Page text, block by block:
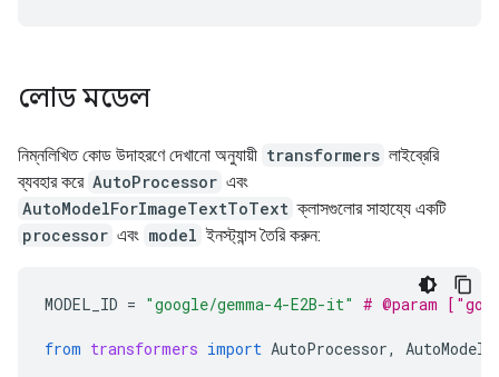
লোড মডেল
নিম্নলিখিত কোড উদাহরণে দেখানো অনুযায়ী transformers লাইব্রেরি
ব্যবহার করে AutoProcessor এবং
AutoModelForImageTextToText ক্লাসগুলোর সাহায্যে একটি
processor এবং model ইনস্ট্যান্স তৈরি করুন:
MODEL_ID = "google/gemma-4-E2B-it" # @param
from transformers import AutoProcessor,